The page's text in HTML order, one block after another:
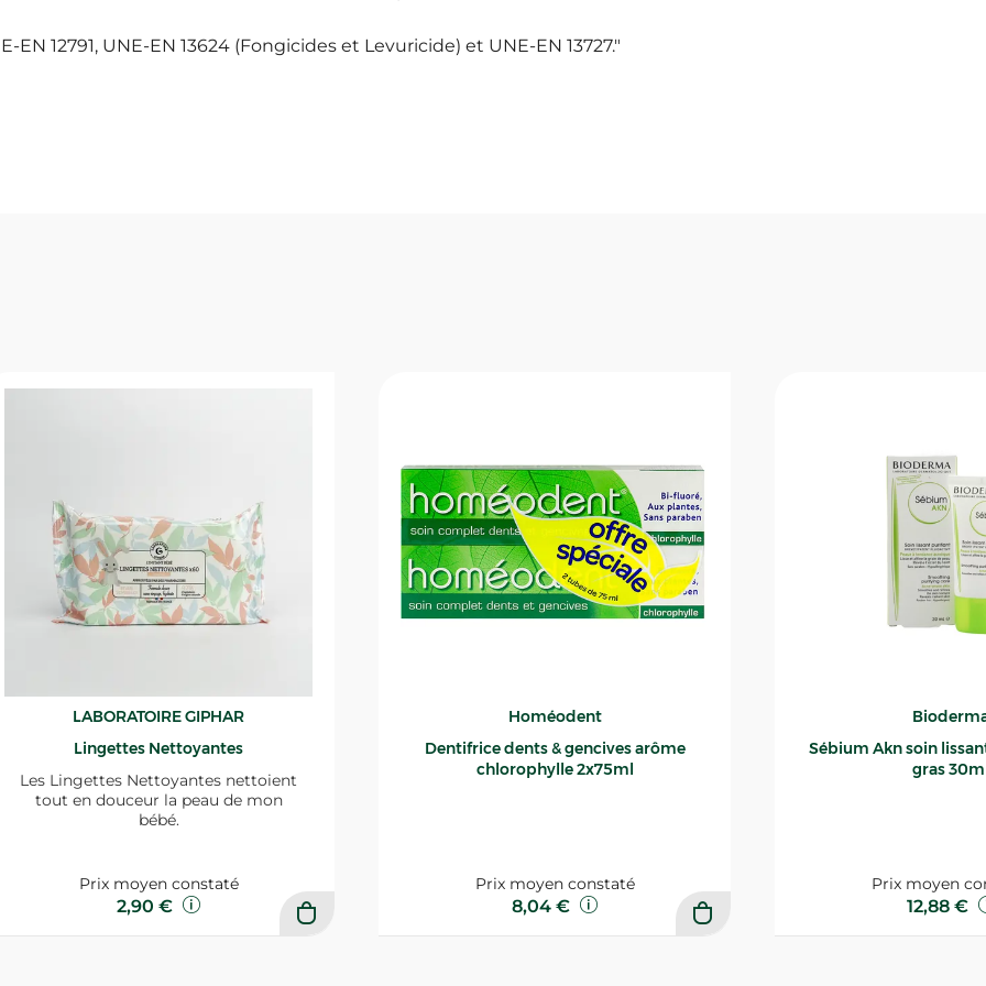
12791, UNE-EN 13624 (Fongicides et Levuricide) et UNE-EN 13727."
LABORATOIRE GIPHAR
Lingettes Nettoyantes
Les Lingettes Nettoyantes nettoient
tout en douceur la peau de mon
bébé.
Prix moyen constaté
2,90 €
Homéodent
Dentifrice dents & gencives arôme
chlorophylle 2x75ml
Prix moyen constaté
8,04 €
Sébium Akn soin lissant
gras
Prix moyen
12,88 €